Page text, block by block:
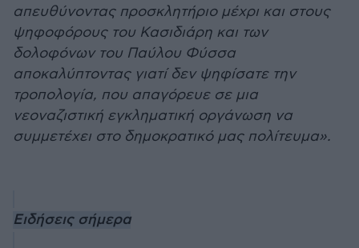
απευθύνοντας προσκλητήριο μέχρι και στους
ψηφοφόρους του Κασιδιάρη και των
δολοφόνων του Παύλου Φύσσα
αποκαλύπτοντας γιατί δεν ψηφίσατε την
τροπολογία, που απαγόρευε σε μια
νεοναζιστική εγκληματική οργάνωση να
συμμετέχει στο δημοκρατικό μας πολίτευμα».
Ειδήσεις σήμερα